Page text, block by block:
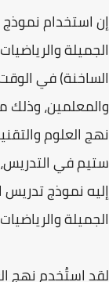
إن استخدام
الجميلة
الساخنة) في
والمعلمين، وذلك
نهج العلوم
ستيم في
إليه نموذج تدريس
الجميلة
لقد استُخدم نهج